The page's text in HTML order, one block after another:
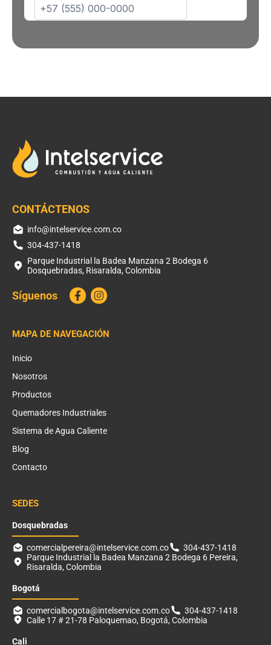
CONTÁCTENOS
info@intelservice.com.co
304-437-1418
Parque Industrial la Badea Manzana 2 Bodega 6
Dosquebradas, Risaralda, Colombia
Síguenos
MAPA DE NAVEGACIÓN
Inicio
Nosotros
Productos
Quemadores Industriales
Sistema de Agua Caliente
Blog
Contacto
SEDES
Dosquebradas
comercialpereira@intelservice.com.co
304-437-1418
Parque Industrial la Badea Manzana 2 Bodega 6 Pereira,
Risaralda, Colombia
Bogotá
comercialbogota@intelservice.com.co
304-437-1418
Calle 17 # 21-78 Paloquemao, Bogotá, Colombia
Cali